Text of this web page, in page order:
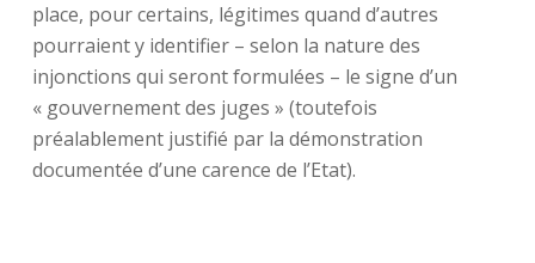
place, pour certains, légitimes quand d’autres
pourraient y identifier – selon la nature des
injonctions qui seront formulées – le signe d’un
« gouvernement des juges » (toutefois
préalablement justifié par la démonstration
documentée d’une carence de l’Etat).